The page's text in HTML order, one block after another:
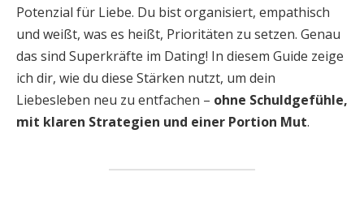
Potenzial für Liebe. Du bist organisiert, empathisch
und weißt, was es heißt, Prioritäten zu setzen. Genau
das sind Superkräfte im Dating! In diesem Guide zeige
ich dir, wie du diese Stärken nutzt, um dein
Liebesleben neu zu entfachen – ohne Schuldgefühle,
mit klaren Strategien und einer Portion Mut.